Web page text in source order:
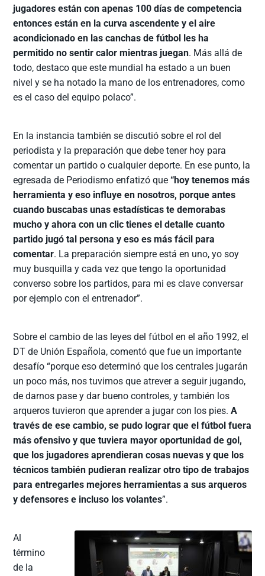
jugadores están con apenas 100 días de competencia
entonces están en la curva ascendente y el aire
acondicionado en las canchas de fútbol les ha
permitido no sentir calor mientras juegan. Más allá de
todo, destaco que este mundial ha estado a un buen
nivel y se ha notado la mano de los entrenadores, como
es el caso del equipo polaco”.
En la instancia también se discutió sobre el rol del
periodista y la preparación que debe tener hoy para
comentar un partido o cualquier deporte. En ese punto, la
egresada de Periodismo enfatizó que“hoy tenemos más
herramienta y eso influye en nosotros, porque antes
cuando buscabas unas estadísticas te demorabas
mucho y ahora con un clic tienes el detalle cuanto
partido jugó tal persona y eso es más fácil para
comentar. La preparación siempre está en uno, yo soy
muy busquilla y cada vez que tengo la oportunidad
converso sobre los partidos, para mi es clave conversar
por ejemplo con el entrenador”.
Sobre el cambio de las leyes del fútbol en el año 1992, el
DT de Unión Española, comentó que fue un importante
desafío “porque eso determinó que los centrales jugarán
un poco más, nos tuvimos que atrever a seguir jugando,
de darnos pase y dar bueno controles, y también los
arqueros tuvieron que aprender a jugar con los pies.A
través de ese cambio, se pudo lograr que el fútbol fuera
más ofensivo y que tuviera mayor oportunidad de gol,
que los jugadores aprendieran cosas nuevas y que los
técnicos también pudieran realizar otro tipo de trabajos
para entregarles mejores herramientas a sus arqueros
y defensores e incluso los volantes”.
Al
término
de la